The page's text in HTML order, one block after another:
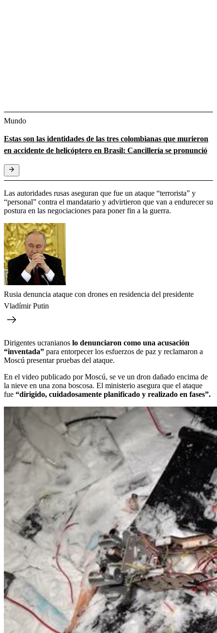
Mundo
Estas son las identidades de las tres colombianas que murieron
en accidente de helicóptero en Brasil: Cancillería se pronunció
Las autoridades rusas aseguran que fue un ataque “terrorista” y
“personal” contra el mandatario y advirtieron que van a endurecer su
postura en las negociaciones para poner fin a la guerra.
Rusia denuncia ataque con drones en residencia del presidente
Vladímir Putin
Dirigentes ucranianos lo denunciaron como una acusación
“inventada” para entorpecer los esfuerzos de paz y reclamaron a
Moscú presentar pruebas del ataque.
En el video publicado por Moscú, se ve un dron dañado encima de
la nieve en una zona boscosa. El ministerio asegura que el ataque
fue “dirigido, cuidadosamente planificado y realizado en fases”.